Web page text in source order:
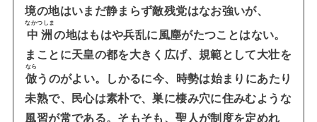
境の地はいまだ静まらず敵残党はなお強いが、
中洲
なかつしま
の地はもはや兵乱に風塵がたつことはない。
まことに天皇の都を大きく広げ、規範として大壮を
倣
なら
うのがよい。しかるに今、時勢は始まりにあたり
未熟で、民心は素朴で、巣に棲み穴に住みむような
風習が常である。 そもそも、聖人が制度を定めれ